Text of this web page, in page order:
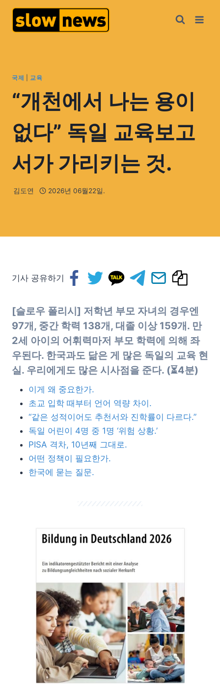
국제 교육
“개천에서 나는 용이
없다” 독일 교육보고
서가 가리키는 것.
김도연 2026년 06월22일.
기사 공유하기
[슬로우 폴리시] 저학년 부모 자녀의 경우엔
97개, 중간 학력 138개, 대졸 이상 159개. 만
2세 아이의 어휘력마저 부모 학력에 의해 좌
우된다. 한국과도 닮은 게 많은 독일의 교육 현
실. 우리에게도 많은 시사점을 준다. (⏳4분)
이게 왜 중요한가.
초교 입학 때부터 언어 역량 차이.
“같은 성적이어도 추천서와 진학률이 다르다.”
독일 어린이 4명 중 1명 ‘위험 상황.’
PISA 격차, 10년째 그대로.
어떤 정책이 필요한가.
한국에 묻는 질문.